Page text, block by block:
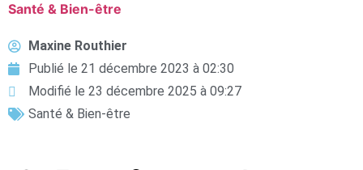
Santé & Bien-être
Maxine Routhier
Publié le 21 décembre 2023 à 02:30
Modifié le 23 décembre 2025 à 09:27
Santé & Bien-être